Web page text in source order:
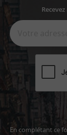
En complétant ce